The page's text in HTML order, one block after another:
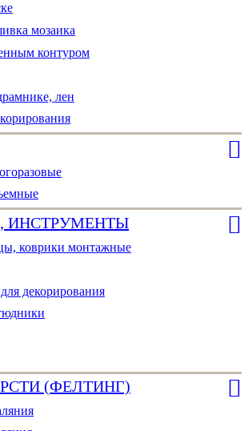
мозаика
контуром
лен
ИНСТРУМЕНТЫ
коврики монтажные
декорирования
(ФЕЛТИНГ)